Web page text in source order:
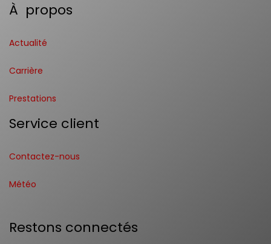
À propos
Actualité
Carrière
Prestations
Service client
Contactez-nous
Météo
Restons connectés